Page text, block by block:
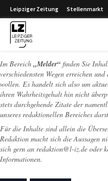
Leipziger Zeitung Stellenmarkt
Im Bereich „Melder“ finden Sie
verschiedensten Wegen erreichen
wollen. Es handelt sich also um
ihren Wahrheitsgehalt hin nicht
stets durchgehende Zitate der
unseres redaktionellen Bereiches
Für die Inhalte sind allein die
Redaktion macht sich die Aussagen
sich gern an redaktion@l-iz.de oder
Informationen.